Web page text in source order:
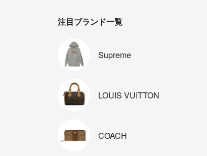
注目ブランド一覧
Supreme
LOUIS VUITTON
COACH